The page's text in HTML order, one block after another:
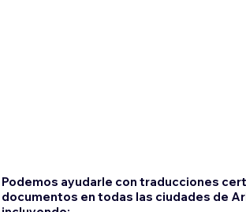
Podemos ayudarle con traducciones
documentos en todas las ciudades de